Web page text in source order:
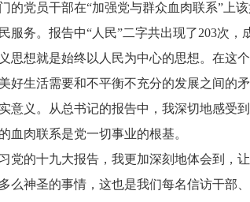
的党员干部在“加强党与群众血肉联系”上
服务。报告中“人民”二字共出现了203次
思想就是始终以人民为中心的思想。在这
好生活需要和不平衡不充分的发展之间的
意义。从总书记的报告中，我深切地感受
血肉联系是党一切事业的根基。
党的十九大报告，我更加深刻地体会到，
么神圣的事情，这也是我们每名信访干部